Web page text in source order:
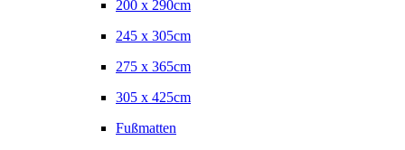
200 x 290cm
245 x 305cm
275 x 365cm
305 x 425cm
Fußmatten